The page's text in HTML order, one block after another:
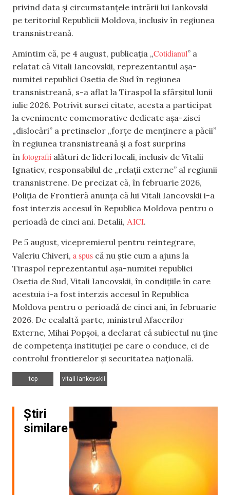
privind data și circumstanțele intrării lui Iankovski
pe teritoriul Republicii Moldova, inclusiv în regiunea
transnistreană.
Amintim că, pe 4 august, publicația „Cotidianul” a
relatat că Vitali Iancovskii, reprezentantul așa-
numitei republici Osetia de Sud în regiunea
transnistreană, s-a aflat la Tiraspol la sfârșitul lunii
iulie 2026. Potrivit sursei citate, acesta a participat
la evenimente comemorative dedicate așa-zisei
„dislocări” a pretinselor „forțe de menținere a păcii”
în regiunea transnistreană și a fost surprins
în fotografii alături de lideri locali, inclusiv de Vitalii
Ignatiev, responsabilul de „relații externe” al regiunii
transnistrene. De precizat că, în februarie 2026,
Poliția de Frontieră anunța că lui Vitali Iancovskii i-a
fost interzis accesul în Republica Moldova pentru o
perioadă de cinci ani. Detalii, AICI.
Pe 5 august, vicepremierul pentru reintegrare,
Valeriu Chiveri, a spus că nu știe cum a ajuns la
Tiraspol reprezentantul așa-numitei republici
Osetia de Sud, Vitali Iancovskii, în condițiile în care
acestuia i-a fost interzis accesul în Republica
Moldova pentru o perioadă de cinci ani, în februarie
2026. De cealaltă parte, ministrul Afacerilor
Externe, Mihai Popșoi, a declarat că subiectul nu ține
de competența instituției pe care o conduce, ci de
controlul frontierelor și securitatea națională.
top
vitali iankovskii
Știri
similare